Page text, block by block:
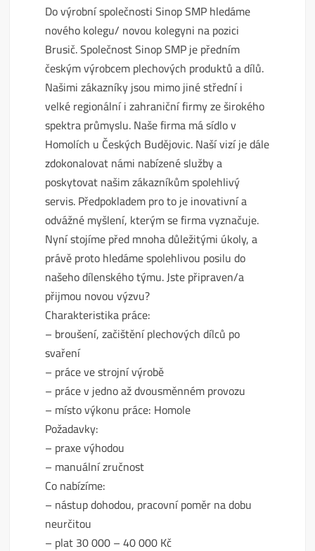
Do výrobní společnosti Sinop SMP hledáme
nového kolegu/ novou kolegyni na pozici
Brusič. Společnost Sinop SMP je předním
českým výrobcem plechových produktů a dílů.
Našimi zákazníky jsou mimo jiné střední i
velké regionální i zahraniční firmy ze širokého
spektra průmyslu. Naše firma má sídlo v
Homolích u Českých Budějovic. Naší vizí je dále
zdokonalovat námi nabízené služby a
poskytovat našim zákazníkům spolehlivý
servis. Předpokladem pro to je inovativní a
odvážné myšlení, kterým se firma vyznačuje.
Nyní stojíme před mnoha důležitými úkoly, a
právě proto hledáme spolehlivou posilu do
našeho dílenského týmu. Jste připraven/a
přijmou novou výzvu?
Charakteristika práce:
– broušení, začištění plechových dílců po
svaření
– práce ve strojní výrobě
– práce v jedno až dvousměnném provozu
– místo výkonu práce: Homole
Požadavky:
– praxe výhodou
– manuální zručnost
Co nabízíme:
– nástup dohodou, pracovní poměr na dobu
neurčitou
– plat 30 000 – 40 000 Kč